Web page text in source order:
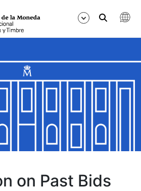
on Past Bids